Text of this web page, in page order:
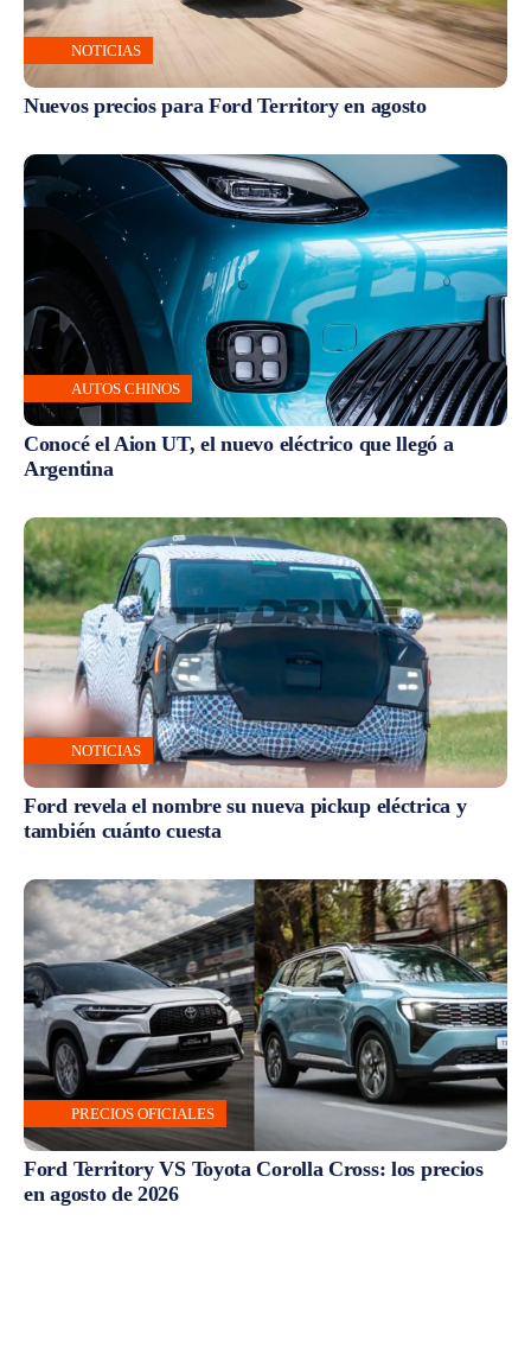
NOTICIAS
Nuevos precios para Ford Territory en agosto
AUTOS CHINOS
Conocé el Aion UT, el nuevo eléctrico que llegó a
Argentina
NOTICIAS
Ford revela el nombre su nueva pickup eléctrica y
también cuánto cuesta
PRECIOS OFICIALES
Ford Territory VS Toyota Corolla Cross: los precios
en agosto de 2026